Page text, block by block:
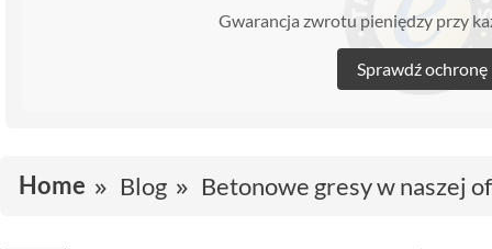
Gwarancja zwrotu pieniędzy przy
Sprawdź ochronę
Home Blog Betonowe gresy w naszej